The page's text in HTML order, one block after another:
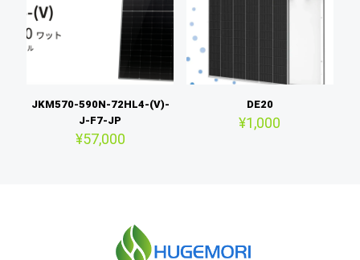
JKM570-590N-72HL4-(V)-
J-F7-JP
¥57,000
DE20
¥1,000